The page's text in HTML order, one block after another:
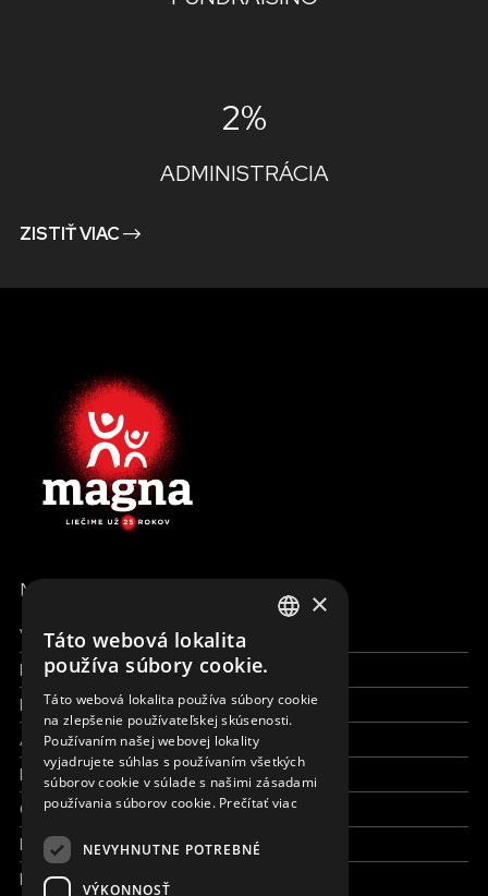
2%
ADMINISTRÁCIA
ZISTIŤ VIAC
MENU
Všetky formy pomoci
Financie a reporty
Pracujte s nami
Aktuálne
Kto sme
Čo robíme
Kde robíme
Kontaktujte nás
CZECH
FRENCH
×
Táto webová lokalita
používa súbory cookie.
Táto webová lokalita používa súbory cookie
na zlepšenie používateľskej skúsenosti.
Používaním našej webovej lokality
vyjadrujete súhlas s používaním všetkých
súborov cookie v súlade s našimi zásadami
používania súborov cookie. Prečítať viac
NEVYHNUTNE POTREBNÉ
VÝKONNOSŤ